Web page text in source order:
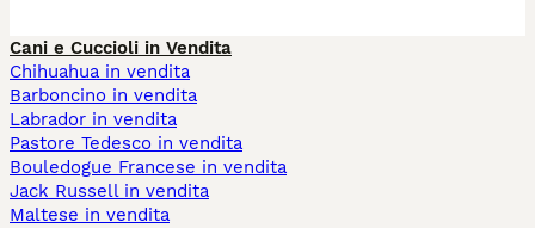
Cani e Cuccioli in Vendita
Chihuahua in vendita
Barboncino in vendita
Labrador in vendita
Pastore Tedesco in vendita
Bouledogue Francese in vendita
Jack Russell in vendita
Maltese in vendita